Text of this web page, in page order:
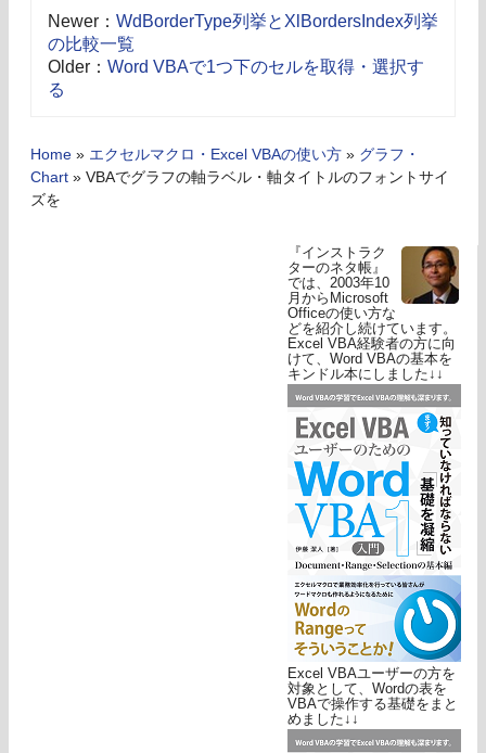
Newer： WdBorderType列挙とXlBordersIndex列挙
の比較一覧
Older： Word VBAで1つ下のセルを取得・選択す
る
Home » エクセルマクロ・Excel VBAの使い方 » グラフ・
Chart » VBAでグラフの軸ラベル・軸タイトルのフォントサイ
ズを
『インストラク
ターのネタ帳』
では、2003年10
月からMicrosoft
Officeの使い方な
どを紹介し続けています。
Excel VBA経験者の方に向
けて、Word VBAの基本を
キンドル本にしました↓↓
Excel VBAユーザーの方を
対象として、Wordの表を
VBAで操作する基礎をまと
めました↓↓